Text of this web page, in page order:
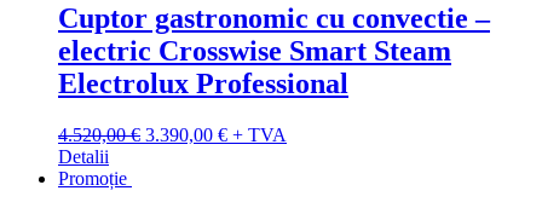
Cuptor gastronomic cu convectie –
electric Crosswise Smart Steam
Electrolux Professional
4.520,00€ Prețul
3.390,00 €Prețul
+ TVA
Detalii
Promoție